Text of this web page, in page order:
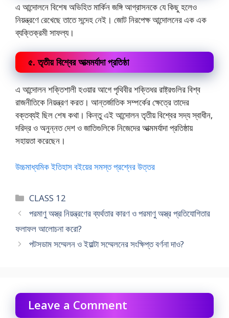
এ আন্দোলনে বিশেষ অভিহিত মার্কিন জঙ্গি আগ্রাসনকে যে কিছু হলেও
নিয়ন্ত্রণে রেখেছে তাতে সন্দেহ নেই। জোট নিরপেক্ষ আন্দোলনের এক এক
ব্যক্তিক্রমী সাফল্য।
৫. তৃতীয় বিশ্বের আত্মমর্যাদা প্রতিষ্ঠা
এ আন্দোলন শক্তিশালী হওয়ার আগে পৃথিবীর শক্তিধর রাষ্ট্রগুলির বিশ্ব
রাজনীতিকে নিয়ন্ত্রণ করত। আন্তর্জাতিক সম্পর্কের ক্ষেত্রে তাদের
বক্তব্যই ছিল শেষ কথা। কিন্তু এই আন্দোলন তৃতীয় বিশ্বের সদ্য স্বাধীন,
দরিদ্র ও অনুন্নত দেশ ও জাতিগুলিকে নিজেদের আত্মমর্যাদা প্রতিষ্ঠায়
সহায়তা করেছেন।
উচ্চমাধ্যমিক ইতিহাস বইয়ের সমস্ত প্রশ্নের উত্তর
Categories
CLASS 12
পরমাণু অস্ত্র নিয়ন্ত্রণের ব্যর্থতার কারণ ও পরমাণু অস্ত্র প্রতিযোগিতার
ফলাফল আলোচনা করো?
পটসডাম সম্মেলন ও ইয়াল্টা সম্মেলনের সংক্ষিপ্ত বর্ণনা দাও?
Leave a Comment